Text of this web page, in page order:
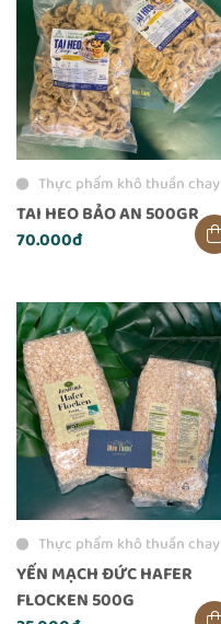
Thực phẩm khô thuần chay
TAI HEO BẢO AN 500GR
70.000đ
Thực phẩm khô thuần chay
YẾN MẠCH ĐỨC HAFER
FLOCKEN 500G